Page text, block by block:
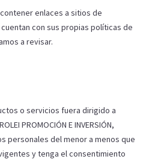
enlaces a sitios de
con sus propias políticas de
a revisar.
o servicios fuera dirigido a
PROMOCIÓN E INVERSIÓN,
personales del menor a menos que
y tenga el consentimiento